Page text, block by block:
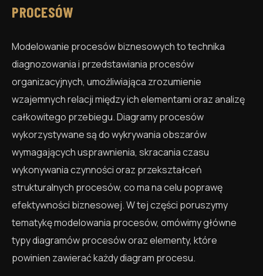
PROCESÓW
Modelowanie procesów biznesowych to technika
diagnozowania i przedstawiania procesów
organizacyjnych, umożliwiająca zrozumienie
wzajemnych relacji między ich elementami oraz analizę
całkowitego przebiegu. Diagramy procesów
wykorzystywane są do wykrywania obszarów
wymagających usprawnienia, skracania czasu
wykonywania czynności oraz przekształceń
strukturalnych procesów, co ma na celu poprawę
efektywności biznesowej. W tej części poruszymy
tematykę modelowania procesów, omówimy główne
typy diagramów procesów oraz elementy, które
powinien zawierać każdy diagram procesu.